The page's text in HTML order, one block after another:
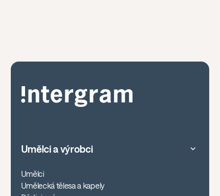
Umělci a výrobci
Umělci
Umělecká tělesa a kapely